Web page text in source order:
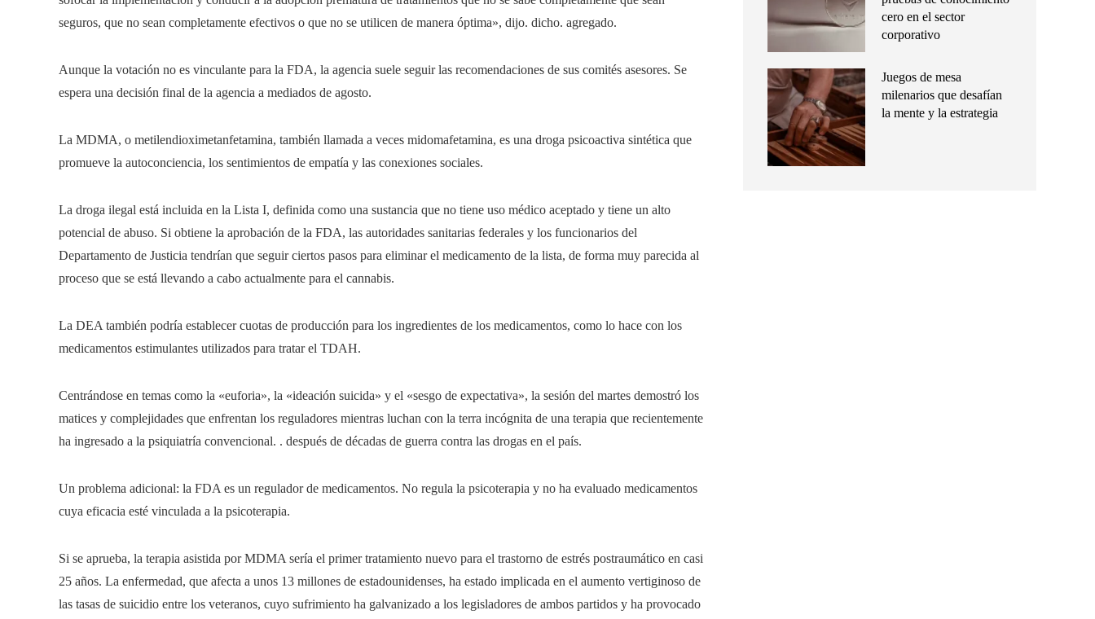
seguros, que no sean completamente efectivos o que no se utilicen de manera óptima», dijo. dicho. agregado.
Aunque la votación no es vinculante para la FDA, la agencia suele seguir las recomendaciones de sus comités asesores. Se
espera una decisión final de la agencia a mediados de agosto.
La MDMA, o metilendioximetanfetamina, también llamada a veces midomafetamina, es una droga psicoactiva sintética que
promueve la autoconciencia, los sentimientos de empatía y las conexiones sociales.
La droga ilegal está incluida en la Lista I, definida como una sustancia que no tiene uso médico aceptado y tiene un alto
potencial de abuso. Si obtiene la aprobación de la FDA, las autoridades sanitarias federales y los funcionarios del
Departamento de Justicia tendrían que seguir ciertos pasos para eliminar el medicamento de la lista, de forma muy parecida al
proceso que se está llevando a cabo actualmente para el cannabis.
La DEA también podría establecer cuotas de producción para los ingredientes de los medicamentos, como lo hace con los
medicamentos estimulantes utilizados para tratar el TDAH.
Centrándose en temas como la «euforia», la «ideación suicida» y el «sesgo de expectativa», la sesión del martes demostró los
matices y complejidades que enfrentan los reguladores mientras luchan con la terra incógnita de una terapia que recientemente
ha ingresado a la psiquiatría convencional. . después de décadas de guerra contra las drogas en el país.
Un problema adicional: la FDA es un regulador de medicamentos. No regula la psicoterapia y no ha evaluado medicamentos
cuya eficacia esté vinculada a la psicoterapia.
Si se aprueba, la terapia asistida por MDMA sería el primer tratamiento nuevo para el trastorno de estrés postraumático en casi
25 años. La enfermedad, que afecta a unos 13 millones de estadounidenses, ha estado implicada en el aumento vertiginoso de
las tasas de suicidio entre los veteranos, cuyo sufrimiento ha galvanizado a los legisladores de ambos partidos y ha provocado
cero en el sector
corporativo
Juegos de mesa
milenarios que desafían
la mente y la estrategia